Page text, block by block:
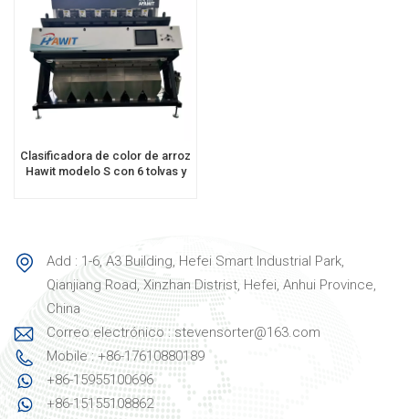
Clasificadora de color de arroz
Hawit modelo S con 6 tolvas y
Add : 1-6, A3 Building, Hefei Smart Industrial Park,
Qianjiang Road, Xinzhan Distrist, Hefei, Anhui Province,
China
Correo electrónico : stevensorter@163.com
Mobile : +86-17610880189
+86-15955100696
+86-15155108862